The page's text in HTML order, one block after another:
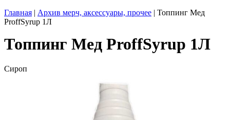
Главная | Архив мерч, аксессуары, прочее | Топпинг Мед
ProffSyrup 1Л
Топпинг Мед ProffSyrup 1Л
Сироп